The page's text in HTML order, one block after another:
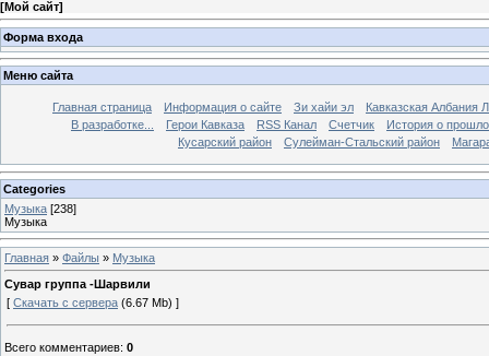
[Мой сайт]
Форма входа
Меню сайта
Главная страница Информация о сайте Зи хайи эл
Кавказская Албания
В разработке...
Герои Кавказа RSS Канал Счетчик
История о
Кусарский район
Сулейман-Стальский район
Categories
Музыка [238]
Музыка
Главная » Файлы » Музыка
Сувар группа -Шарвили
[ Скачать с сервера (6.67 Mb) ]
Всего комментариев: 0